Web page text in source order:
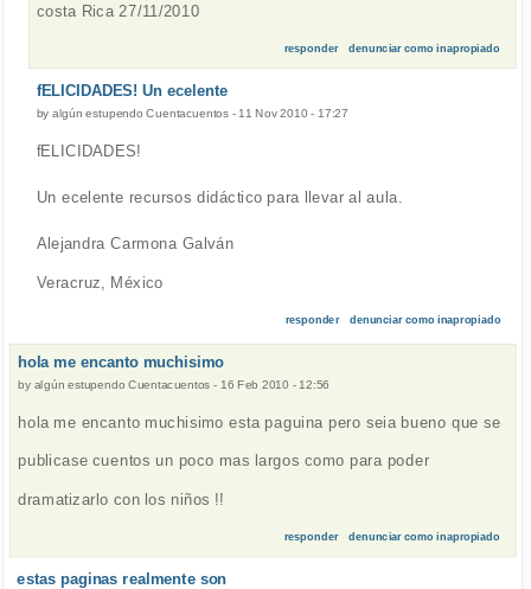
costa Rica 27/11/2010
responder denunciar como inapropiado
fELICIDADES! Un ecelente
byalgún estupendo Cuentacuentos - 11 Nov 2010 - 17:27
fELICIDADES!
Un ecelente recursos didáctico para llevar al aula.
Alejandra Carmona Galván
Veracruz, México
responder denunciar como inapropiado
hola me encanto muchisimo
by algún estupendo Cuentacuentos - 16 Feb 2010 - 12:56
hola me encanto muchisimo esta paguina pero seia bueno que se
publicase cuentos un poco mas largos como para poder
dramatizarlo con los niños !!
responder denunciar como inapropiado
estas paginas realmente son